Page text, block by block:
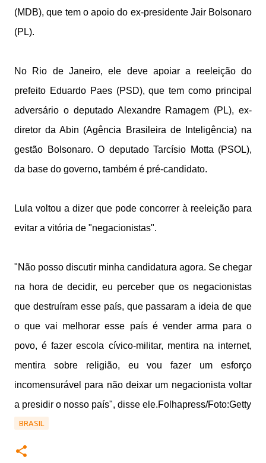
(MDB), que tem o apoio do ex-presidente Jair Bolsonaro
(PL).
No Rio de Janeiro, ele deve apoiar a reeleição do
prefeito Eduardo Paes (PSD), que tem como principal
adversário o deputado Alexandre Ramagem (PL), ex-
diretor da Abin (Agência Brasileira de Inteligência) na
gestão Bolsonaro. O deputado Tarcísio Motta (PSOL),
da base do governo, também é pré-candidato.
Lula voltou a dizer que pode concorrer à reeleição para
evitar a vitória de "negacionistas".
"Não posso discutir minha candidatura agora. Se chegar
na hora de decidir, eu perceber que os negacionistas
que destruíram esse país, que passaram a ideia de que
o que vai melhorar esse país é vender arma para o
povo, é fazer escola cívico-militar, mentira na internet,
mentira sobre religião, eu vou fazer um esforço
incomensurável para não deixar um negacionista voltar
a presidir o nosso país", disse ele.Folhapress/Foto:Getty
BRASIL